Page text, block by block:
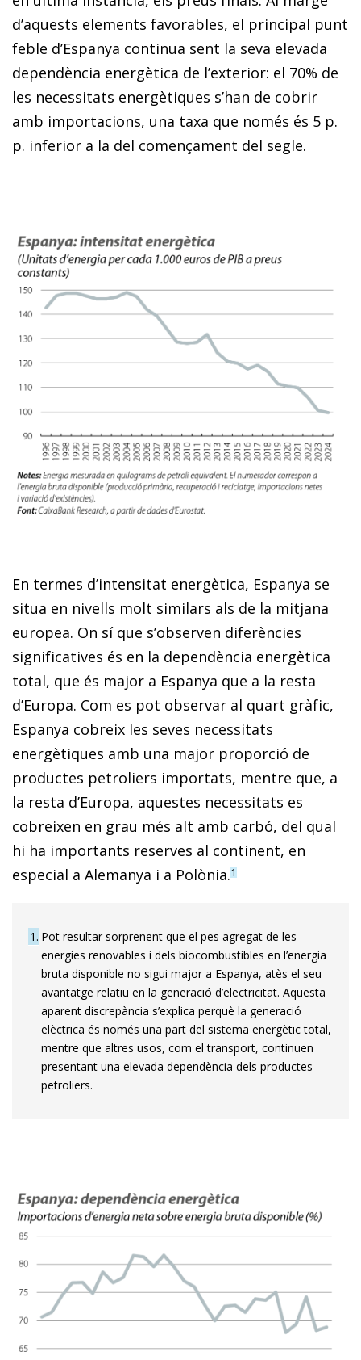
d’aquests elements favorables, el principal punt
feble d’Espanya continua sent la seva elevada
dependència energètica de l’exterior: el 70% de
les necessitats energètiques s’han de cobrir
amb importacions, una taxa que només és 5 p.
p. inferior a la del començament del segle.
En termes d’intensitat energètica, Espanya se
situa en nivells molt similars als de la mitjana
europea. On sí que s’observen diferències
significatives és en la dependència energètica
total, que és major a Espanya que a la resta
d’Europa. Com es pot observar al quart gràfic,
Espanya cobreix les seves necessitats
energètiques amb una major proporció de
productes petroliers importats, mentre que, a
la resta d’Europa, aquestes necessitats es
cobreixen en grau més alt amb carbó, del qual
hi ha importants reserves al continent, en
especial a Alemanya i a Polònia.1
1 Pot resultar sorprenent que el pes agregat de les
energies renovables i dels biocombustibles en l’energia
bruta disponible no sigui major a Espanya, atès el seu
avantatge relatiu en la generació d’electricitat. Aquesta
aparent discrepància s’explica perquè la generació
elèctrica és només una part del sistema energètic total,
mentre que altres usos, com el transport, continuen
presentant una elevada dependència dels productes
petroliers.